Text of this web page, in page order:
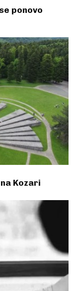
ponovo
Kozari